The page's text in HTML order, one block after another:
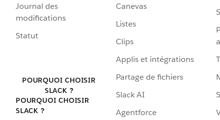
Journal des
modifications
Statut
POURQUOI CHOISIR
SLACK ?
POURQUOI CHOISIR
SLACK ?
Canevas
Listes
Clips
Applis et intégrations
Partage de fichiers
Slack AI
Agentforce